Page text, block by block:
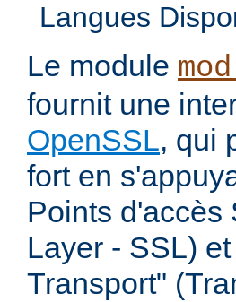
Langues
Le module
fournit une
OpenSSL, qui
fort en
Points d'accès
Layer - SSL)
Transport"